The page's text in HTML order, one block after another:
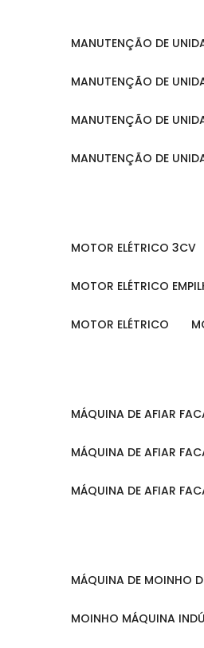
MANUTENÇÃO DE
MANUTENÇÃO DE
MANUTENÇÃO DE
MANUTENÇÃO DE
MOTOR ELÉTRICO 3CV
MOTOR ELÉTRICO
MOTOR ELÉTRICO
MÁQUINA DE AFIAR
MÁQUINA DE AFIAR
MÁQUINA DE AFIAR
MÁQUINA DE MOINHO
MOINHO MÁQUINA